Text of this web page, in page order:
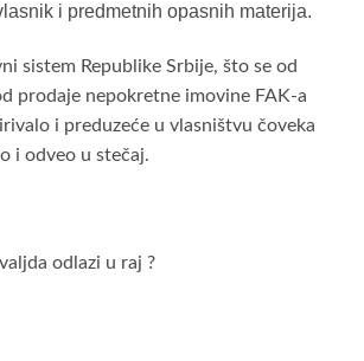
i predmetnih opasnih materija.
sistem Republike Srbije, što se od
prodaje nepokretne imovine FAK-a
i preduzeće u vlasništvu čoveka
i odveo u stečaj.
odlazi u raj ?